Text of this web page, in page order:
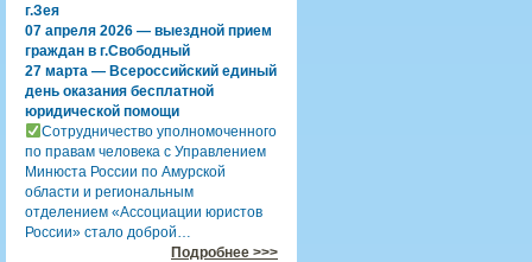
г.Зея
07 апреля 2026 — выездной прием
граждан в г.Свободный
27 марта — Всероссийский единый
день оказания бесплатной
юридической помощи
Сотрудничество уполномоченного
по правам человека с Управлением
Минюста России по Амурской
области и региональным
отделением «Ассоциации юристов
России» стало доброй…
Подробнее >>>